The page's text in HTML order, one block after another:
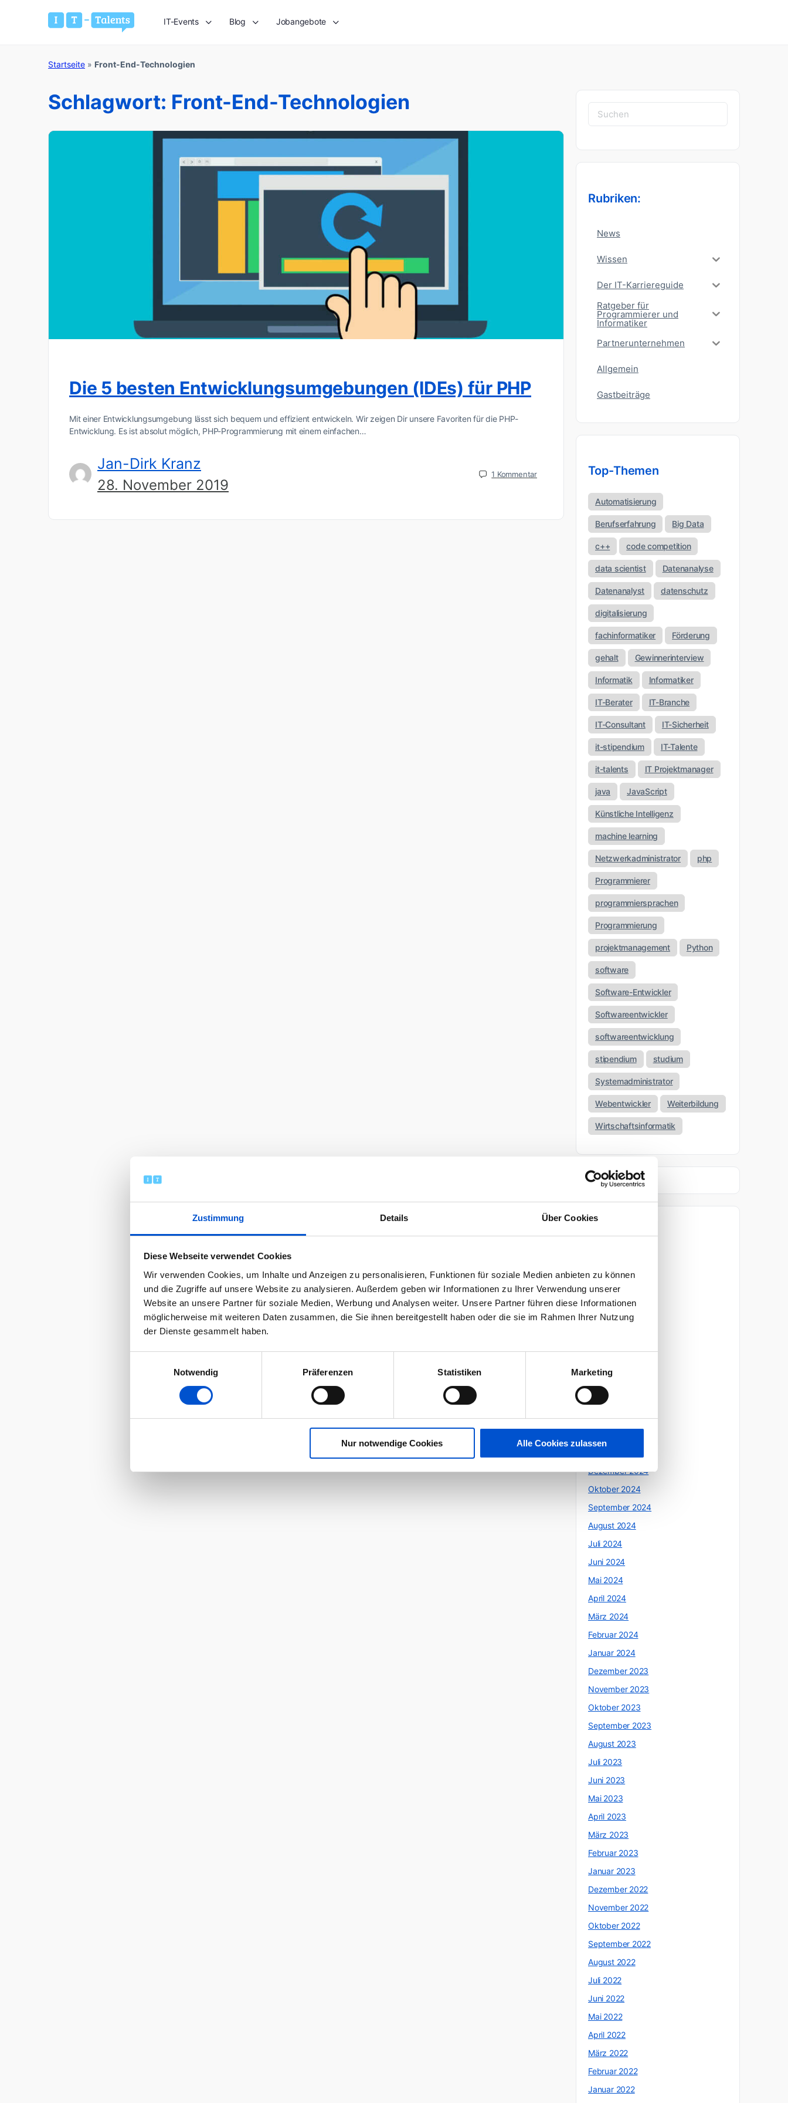
Zustimmung Details Über Cookies
Diese Webseite verwendet Cookies
Wir verwenden Cookies, um Inhalte und Anzeigen zu personalisieren, Funktionen für soziale Medien anbieten zu können
und die Zugriffe auf unsere Website zu analysieren. Außerdem geben wir Informationen zu Ihrer Verwendung unserer
Website an unsere Partner für soziale Medien, Werbung und Analysen weiter. Unsere Partner führen diese Informationen
möglicherweise mit weiteren Daten zusammen, die Sie ihnen bereitgestellt haben oder die sie im Rahmen Ihrer Nutzung
der Dienste gesammelt haben.
Notwendig
Präferenzen Statistiken Marketing
Nur notwendige Cookies Alle Cookies zulassen
IT-Events Blog Jobangebote
Startseite » Front-End-Technologien
Schlagwort: Front-End-Technologien
Die 5 besten Entwicklungsumgebungen (IDEs) für PHP
Mit einer Entwicklungsumgebung lässt sich bequem und effizient entwickeln. Wir zeigen Dir unsere Favoriten für die PHP-
Entwicklung. Es ist absolut möglich, PHP-Programmierung mit einem einfachen…
Jan-Dirk Kranz
28. November 2019
1 Kommentar
Suchen
nach:
Rubriken:
News
Wissen
Der IT-Karriereguide
Ratgeber für
Programmierer und
Informatiker
Partnerunternehmen
Allgemein
Gastbeiträge
Top-Themen
Automatisierung
Berufserfahrung Big Data
c++ code competition
data scientist Datenanalyse
Datenanalyst datenschutz
digitalisierung
fachinformatiker Förderung
gehalt Gewinnerinterview
Informatik Informatiker
IT-Berater IT-Branche
IT-Consultant IT-Sicherheit
it-stipendium IT-Talente
it-talents IT Projektmanager
java JavaScript
Künstliche Intelligenz
machine learning
Netzwerkadministrator php
Programmierer
programmiersprachen
Programmierung
projektmanagement Python
software
Software-Entwickler
Softwareentwickler
softwareentwicklung
stipendium studium
Systemadministrator
Webentwickler Weiterbildung
Wirtschaftsinformatik
April 2026
März 2026
November 2025
Oktober 2025
Mai 2025
April 2025
März 2025
Dezember 2024
Oktober 2024
September 2024
August 2024
Juli 2024
Juni 2024
Mai 2024
April 2024
März 2024
Februar 2024
Januar 2024
Dezember 2023
November 2023
Oktober 2023
September 2023
August 2023
Juli 2023
Juni 2023
Mai 2023
April 2023
März 2023
Februar 2023
Januar 2023
Dezember 2022
November 2022
Oktober 2022
September 2022
August 2022
Juli 2022
Juni 2022
Mai 2022
April 2022
März 2022
Februar 2022
Januar 2022